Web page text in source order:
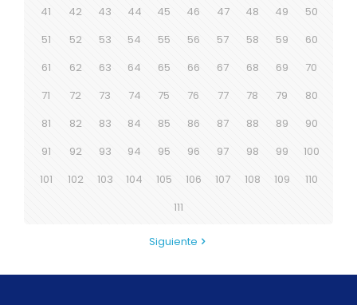
41
42 43 44 45 46 47 48 49
50
51
52 53 54 55 56 57 58 59
60
61
62 63 64 65 66 67 68 69
70
71
72 73 74 75 76 77 78 79
80
81
82 83 84 85 86 87 88 89
90
91
92 93 94 95 96 97 98 99
100
101
102 103 104 105 106 107 108 109
110
111
Siguiente